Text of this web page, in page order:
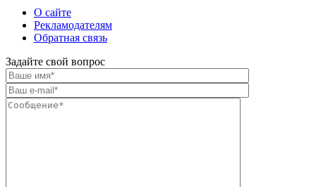
О сайте
Рекламодателям
Обратная связь
Задайте свой вопрос